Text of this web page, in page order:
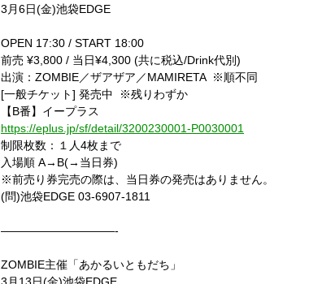
3月6日(金)池袋EDGE
OPEN 17:30 / START 18:00
前売 ¥3,800 / 当日¥4,300 (共に税込/Drink代別)
出演：ZOMBIE／ザアザア／MAMIRETA ※順不同
[一般チケット] 発売中 ※残りわずか
【B番】イープラス
https://eplus.jp/sf/detail/3200230001-P0030001
制限枚数：１人4枚まで
入場順 A→B(→当日券)
※前売り券完売の際は、当日券の発売はありません。
(問)池袋EDGE 03-6907-1811
——————————-
ZOMBIE主催「あかるいともだち」